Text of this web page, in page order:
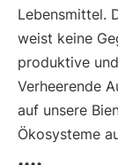
Lebensmittel.
weist keine
produktive
Verheerende
auf unsere
Ökosysteme
....